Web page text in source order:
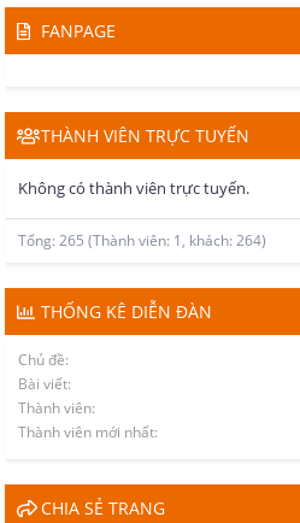
FANPAGE
THÀNH VIÊN TRỰC TUYẾN
Không có thành viên trực tuyến.
Tổng: 265 (Thành viên: 1, khách: 264)
THỐNG KÊ DIỄN ĐÀN
Chủ đề
Bài viết
Thành viên
Thành viên mới nhất
CHIA SẺ TRANG